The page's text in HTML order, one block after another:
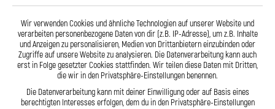
Wir verwenden Cookies und ähnliche Technologien auf unserer Website und
verarbeiten personenbezogene Daten von dir (z.B. IP-Adresse), um z.B. Inhalte
und Anzeigen zu personalisieren, Medien von Drittanbietern einzubinden oder
Zugriffe auf unsere Website zu analysieren. Die Datenverarbeitung kann auch
erst in Folge gesetzter Cookies stattfinden. Wir teilen diese Daten mit Dritten,
die wir in den Privatsphäre-Einstellungen benennen.
Die Datenverarbeitung kann mit deiner Einwilligung oder auf Basis eines
berechtigten Interesses erfolgen, dem du in den Privatsphäre-Einstellungen